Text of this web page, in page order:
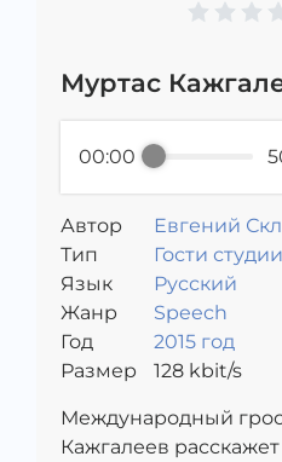
Муртас
00:00
Автор
Евгений
Тип
Гости студии
Язык
Русский
Жанр
Speech
Год
2015 год
Размер
128kbit/s
Международный
Кажгалеев